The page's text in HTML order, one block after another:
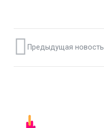
Предыдущая новость